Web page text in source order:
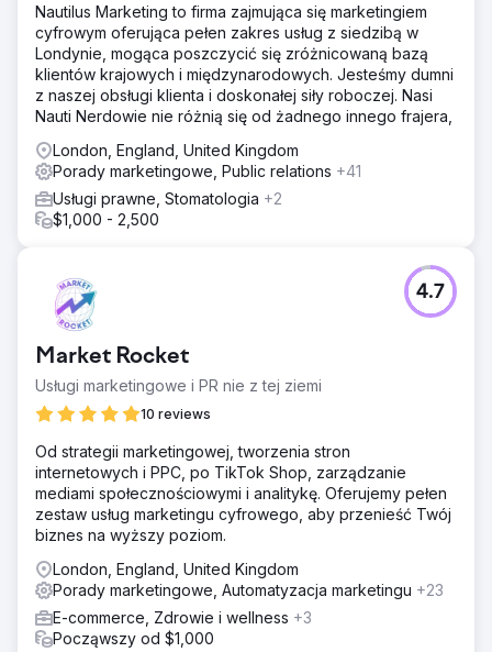
Nautilus Marketing to firma zajmująca się marketingiem
cyfrowym oferująca pełen zakres usług z siedzibą w
Londynie, mogąca poszczycić się zróżnicowaną bazą
klientów krajowych i międzynarodowych. Jesteśmy dumni
z naszej obsługi klienta i doskonałej siły roboczej. Nasi
Nauti Nerdowie nie różnią się od żadnego innego frajera,
London, England, United Kingdom
Porady marketingowe, Public relations +41
Usługi prawne, Stomatologia +2
$1,000 - 2,500
Market Rocket
Usługi marketingowe i PR nie z tej ziemi
10 reviews
4.7
Od strategii marketingowej, tworzenia stron
internetowych i PPC, po TikTok Shop, zarządzanie
mediami społecznościowymi i analitykę. Oferujemy pełen
zestaw usług marketingu cyfrowego, aby przenieść Twój
biznes na wyższy poziom.
London, England, United Kingdom
Porady marketingowe, Automatyzacja marketingu +23
E-commerce, Zdrowie i wellness +3
Począwszy od $1,000